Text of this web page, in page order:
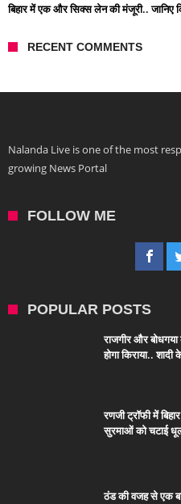
बिहार में एक और सिक्स लेन की मंजूरी.. जानिए
RECENT COMMENTS
Nalanda Live is one of the most
growing News Portal
FOLLOW ME
POPULAR POSTS
राजगीर और
होगा किराया..
रणजी ट्रॉफी में
सुरमाओं को चटाई
ठंड की वजह से एक